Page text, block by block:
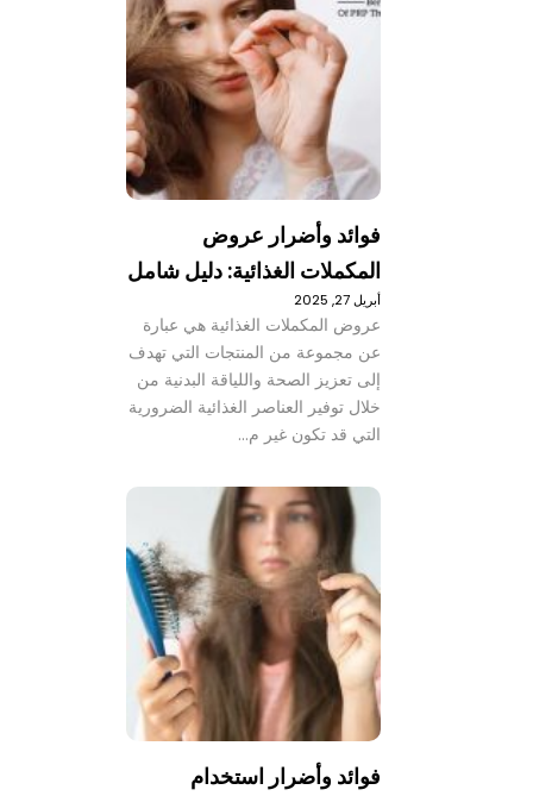
فوائد وأضرار عروض
المكملات الغذائية: دليل شامل
أبريل 27, 2025
عروض المكملات الغذائية هي عبارة
عن مجموعة من المنتجات التي تهدف
إلى تعزيز الصحة واللياقة البدنية من
خلال توفير العناصر الغذائية الضرورية
التي قد تكون غير م…
فوائد وأضرار استخدام